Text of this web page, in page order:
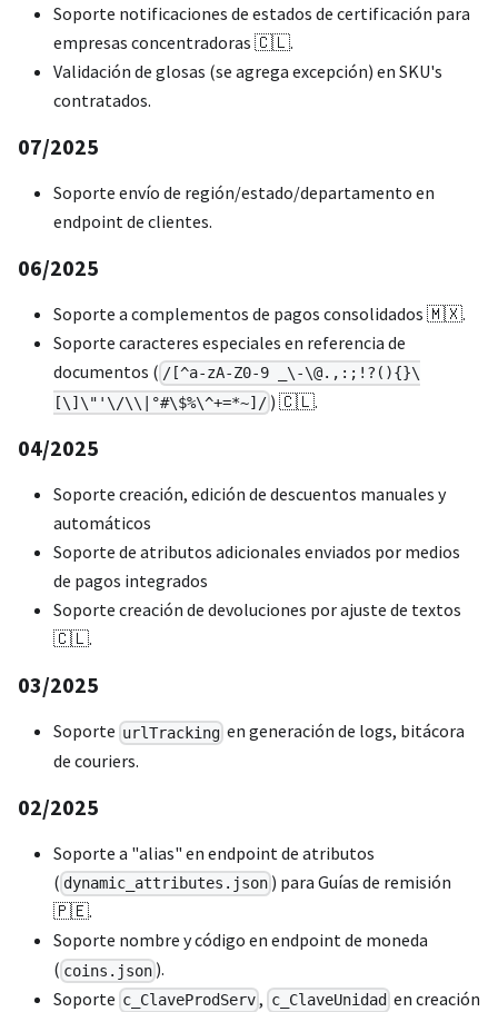
Soporte notificaciones de estados de certificación para
empresas concentradoras 🇨🇱.
Validación de glosas (se agrega excepción) en SKU's
contratados.
07/2025
Soporte envío de región/estado/departamento en
endpoint de clientes.
06/2025
Soporte a complementos de pagos consolidados 🇲🇽.
Soporte caracteres especiales en referencia de
documentos ( /[^a-zA-Z0-9 _\-\@.,:;!?(){}\
[\]\"'\/\\|°#\$%\^+=*~]/ ) 🇨🇱.
04/2025
Soporte creación, edición de descuentos manuales y
automáticos
Soporte de atributos adicionales enviados por medios
de pagos integrados
Soporte creación de devoluciones por ajuste de textos
🇨🇱.
03/2025
Soporte urlTracking en generación de logs, bitácora
de couriers.
02/2025
Soporte a "alias" en endpoint de atributos
( dynamic_attributes.json ) para Guías de remisión
🇵🇪.
Soporte nombre y código en endpoint de moneda
( coins.json ).
Soporte c_ClaveProdServ , c_ClaveUnidad en creación